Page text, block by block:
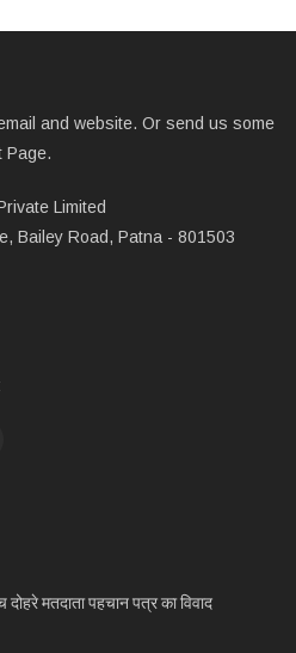
and website. Or send us some
Page.
Limited
Bailey Road, Patna - 801503
मतदाता पहचान पत्र का विवाद